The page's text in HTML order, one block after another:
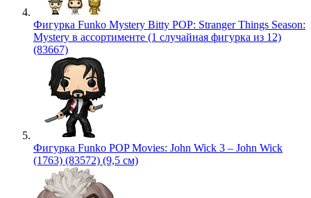
Фигурка Funko Mystery Bitty POP: Stranger Things Season:
Mystery в ассортименте (1 случайная фигурка из 12)
(83667)
Фигурка Funko POP Movies: John Wick 3 – John Wick
(1763) (83572) (9,5 см)